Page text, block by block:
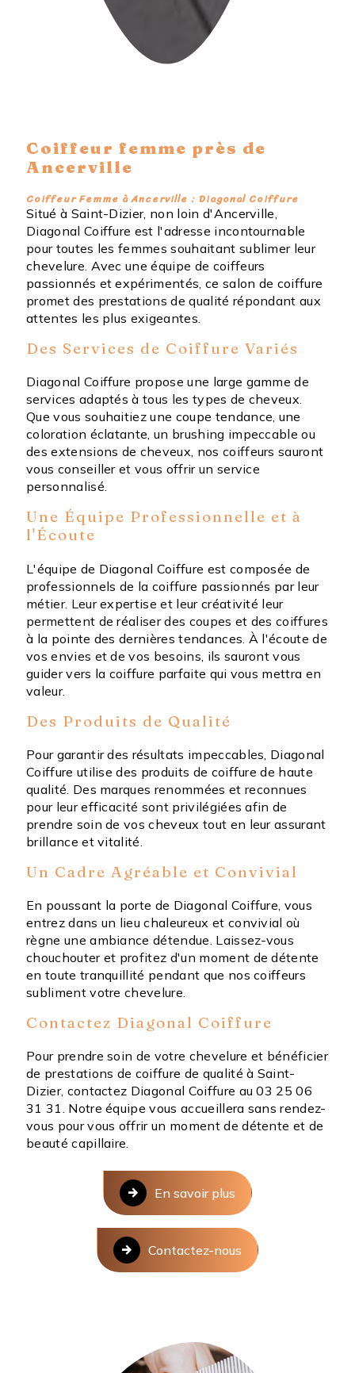
Coiffeur femme près de
Ancerville
Coiffeur Femme à Ancerville : Diagonal Coiffure
Situé à Saint-Dizier, non loin d'Ancerville,
Diagonal Coiffure est l'adresse incontournable
pour toutes les femmes souhaitant sublimer leur
chevelure. Avec une équipe de coiffeurs
passionnés et expérimentés, ce salon de coiffure
promet des prestations de qualité répondant aux
attentes les plus exigeantes.
Des Services de Coiffure Variés
Diagonal Coiffure propose une large gamme de
services adaptés à tous les types de cheveux.
Que vous souhaitiez une coupe tendance, une
coloration éclatante, un brushing impeccable ou
des extensions de cheveux, nos coiffeurs sauront
vous conseiller et vous offrir un service
personnalisé.
Une Équipe Professionnelle et à
l'Écoute
L'équipe de Diagonal Coiffure est composée de
professionnels de la coiffure passionnés par leur
métier. Leur expertise et leur créativité leur
permettent de réaliser des coupes et des coiffures
à la pointe des dernières tendances. À l'écoute de
vos envies et de vos besoins, ils sauront vous
guider vers la coiffure parfaite qui vous mettra en
valeur.
Des Produits de Qualité
Pour garantir des résultats impeccables, Diagonal
Coiffure utilise des produits de coiffure de haute
qualité. Des marques renommées et reconnues
pour leur efficacité sont privilégiées afin de
prendre soin de vos cheveux tout en leur assurant
brillance et vitalité.
Un Cadre Agréable et Convivial
En poussant la porte de Diagonal Coiffure, vous
entrez dans un lieu chaleureux et convivial où
règne une ambiance détendue. Laissez-vous
chouchouter et profitez d'un moment de détente
en toute tranquillité pendant que nos coiffeurs
subliment votre chevelure.
Contactez Diagonal Coiffure
Pour prendre soin de votre chevelure et bénéficier
de prestations de coiffure de qualité à Saint-
Dizier, contactez Diagonal Coiffure au 03 25 06
31 31. Notre équipe vous accueillera sans rendez-
vous pour vous offrir un moment de détente et de
beauté capillaire.
En savoir plus
Contactez-nous